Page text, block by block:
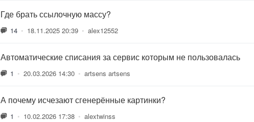
Где брать ссылочную массу?
14 • 18.11.2025 20:39 • alex12552
Автоматические списания за сервис которым не пользовалась
1 • 20.03.2026 14:30 • artsens artsens
А почему исчезают сгенерённые картинки?
1 • 10.02.2026 17:38 • alextwinss